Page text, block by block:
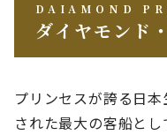
DAIAMOND
ダイヤモンド
プリンセスが誇る日
された最大の客船と